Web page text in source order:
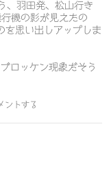
、羽田発、松山行き
機の影が見えたの
思い出しアップしま
ロッケン現象だそう
ントする